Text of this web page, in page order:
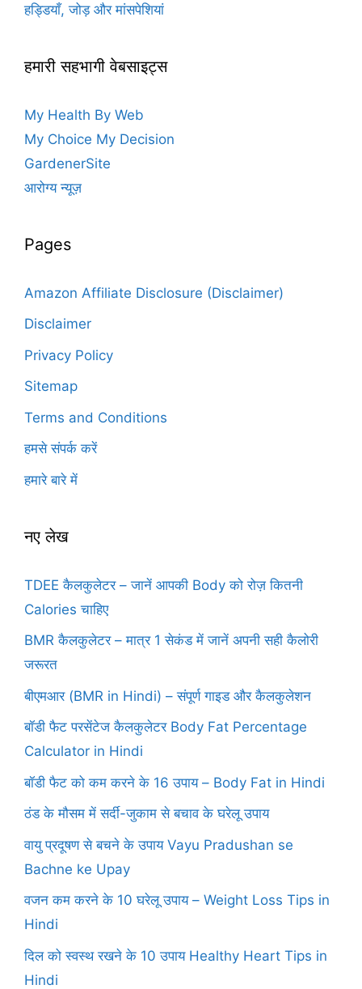
हड्डियाँ, जोड़ और मांसपेशियां
हमारी सहभागी वेबसाइट्स
My Health By Web
My Choice My Decision
GardenerSite
आरोग्य न्यूज़
Pages
Amazon Affiliate Disclosure (Disclaimer)
Disclaimer
Privacy Policy
Sitemap
Terms and Conditions
हमसे संपर्क करें
हमारे बारे में
नए लेख
TDEE कैलकुलेटर – जानें आपकी Body को रोज़ कितनी
Calories चाहिए
BMR कैलकुलेटर – मात्र 1 सेकंड में जानें अपनी सही कैलोरी
जरूरत
बीएमआर (BMR in Hindi) – संपूर्ण गाइड और कैलकुलेशन
बॉडी फैट परसेंटेज कैलकुलेटर Body Fat Percentage
Calculator in Hindi
बॉडी फैट को कम करने के 16 उपाय – Body Fat in Hindi
ठंड के मौसम में सर्दी-जुकाम से बचाव के घरेलू उपाय
वायु प्रदूषण से बचने के उपाय Vayu Pradushan se
Bachne ke Upay
वजन कम करने के 10 घरेलू उपाय – Weight Loss Tips in
Hindi
दिल को स्वस्थ रखने के 10 उपाय Healthy Heart Tips in
Hindi